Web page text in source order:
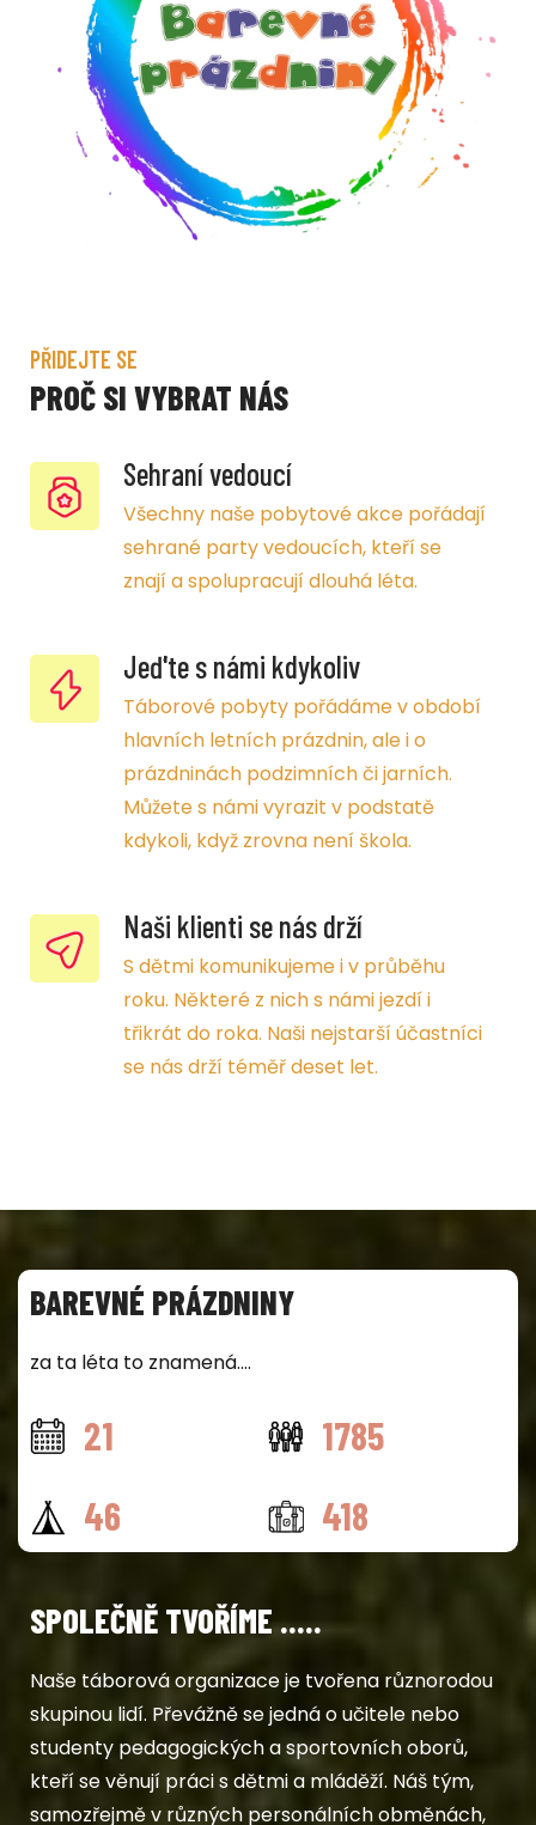
PŘIDEJTE SE
PROČ SI VYBRAT NÁS
Sehraní vedoucí
Všechny naše pobytové akce pořádají
sehrané party vedoucích, kteří se
znají a spolupracují dlouhá léta.
Jeď'te s námi kdykoliv
Táborové pobyty pořádáme v období
hlavních letních prázdnin, ale i o
prázdninách podzimních či jarních.
Můžete s námi vyrazit v podstatě
kdykoli, když zrovna není škola.
Naši klienti se nás drží
S dětmi komunikujeme i v průběhu
roku. Některé z nich s námi jezdí i
třikrát do roka. Naši nejstarší účastníci
se nás drží téměř deset let.
BAREVNÉ PRÁZDNINY
za ta léta to znamená....
21
1785
46
418
SPOLEČNĚ TVOŘÍME .....
Naše táborová organizace je tvořena různorodou
skupinou lidí. Převážně se jedná o učitele nebo
studenty pedagogických a sportovních oborů,
kteří se věnují práci s dětmi a mláděží. Náš tým,
samozřejmě v různých personálních obměnách,